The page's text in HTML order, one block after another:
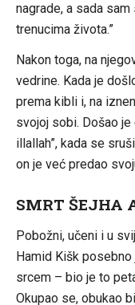
nagrade, a sada
trenucima života.”
Nakon toga, na
vedrine. Kada je
prema kibli i, na
svojoj sobi. Došao je
illallah”, kada se
on je već predao
SMRT ŠEJHA
Pobožni, učeni i u
Hamid Kišk
srcem – bio je to
Okupao se, obukao